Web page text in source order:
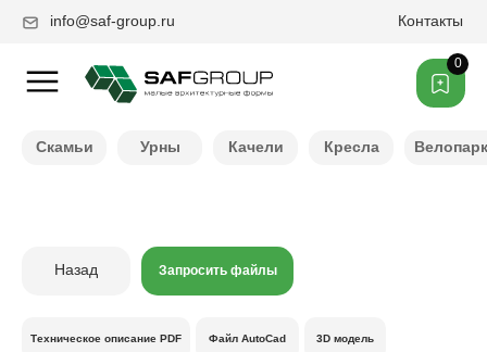
Контакты
info@saf-group.ru
0
Скамьи Урны Качели Кресла
Назад Запросить файлы
3D модель
Файл AutoCad
Техническое описание PDF